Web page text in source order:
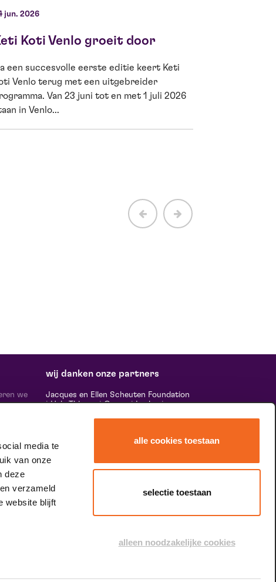
media te
van onze
deze
verzameld
website blijft
alle cookies toestaan
selectie toestaan
alleen noodzakelijke cookies
jun. 2026
Koti Venlo groeit door
een succesvolle eerste editie keert Keti
Venlo terug met een uitgebreider
Van 23 juni tot en met 1 juli 2026
in Venlo...
we
Brands
in de
wij danken onze partners
Jacques en Ellen Scheuten Foundation
|Hela Thissen|Canon|Leolux|
Vostermans Companies|Unica
speciale dank aan